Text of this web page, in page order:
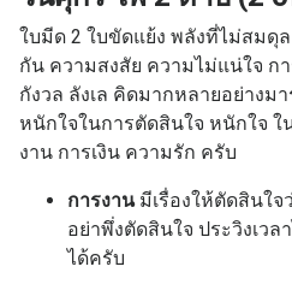
ใบมีด 2 ใบขัดแย้ง พลังที่ไม่สม
กัน ความสงสัย ความไม่แน่ใจ กา
กังวล ลังเล คิดมากหลายอย่างม
หนักใจในการตัดสินใจ หนักใจ ใ
งาน การเงิน ความรัก ครับ
การงาน มีเรื่องให้ตัดสินใจ
อย่าพึ่งตัดสินใจ ประวิงเว
ได้ครับ